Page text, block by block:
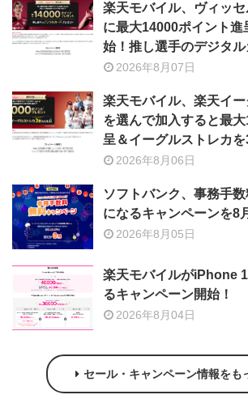
楽天モバイル、ヴィッ
に最大14000ポイント進
始！推し選手のデジタル
2026年8月07日
楽天モバイル、楽天イ
を選んで加入すると最
呈＆イーグルストレカを
2026年8月06日
ソフトバンク、事務手
になるキャンペーンを8
2026年8月05日
楽天モバイルがiPhone
るキャンペーン開始！
2026年8月04日
セール・キャンペーン情報をも